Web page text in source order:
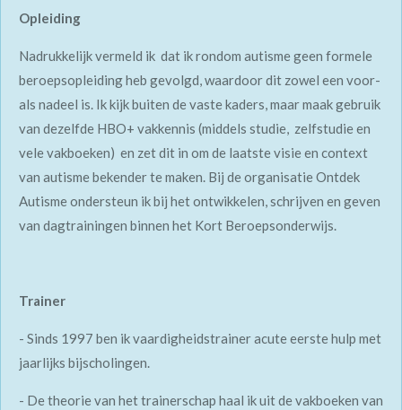
Opleiding
Nadrukkelijk vermeld ik dat ik rondom autisme geen formele
beroepsopleiding heb gevolgd, waardoor dit zowel een voor-
als nadeel is. Ik kijk buiten de vaste kaders, maar maak gebruik
van dezelfde HBO+ vakkennis (middels studie, zelfstudie en
vele vakboeken) en zet dit in om de laatste visie en context
van autisme bekender te maken. Bij de organisatie Ontdek
Autisme ondersteun ik bij het ontwikkelen, schrijven en geven
van dagtrainingen binnen het Kort Beroepsonderwijs.
Trainer
- Sinds 1997 ben ik vaardigheidstrainer acute eerste hulp met
jaarlijks bijscholingen.
- De theorie van het trainerschap haal ik uit de vakboeken van